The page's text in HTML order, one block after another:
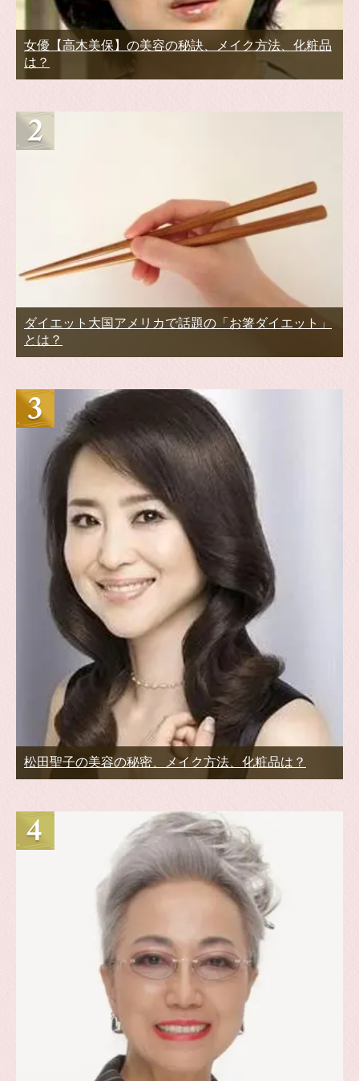
女優【高木美保】の美容の秘訣、メイク方法、化粧品
は？
ダイエット大国アメリカで話題の「お箸ダイエット」
とは？
松田聖子の美容の秘密、メイク方法、化粧品は？